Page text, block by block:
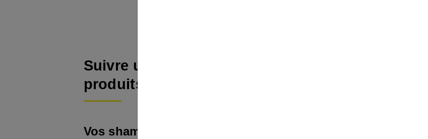
Suivre un programme personnalisé avec les bons
produits
Vos shampoings et soins sur-mesure pour des résultats